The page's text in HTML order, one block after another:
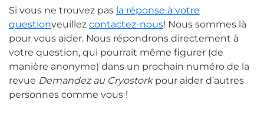
Si vous ne trouvez pas la réponse à votre
questionveuillez contactez-nous! Nous sommes là
pour vous aider. Nous répondrons directement à
votre question, qui pourrait même figurer (de
manière anonyme) dans un prochain numéro de la
revue Demandez au Cryostorkpour aider d’autres
personnes comme vous !